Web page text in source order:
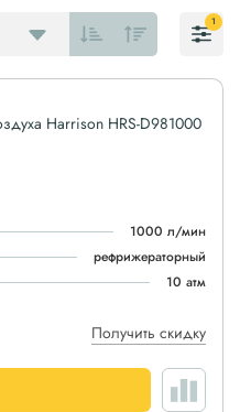
1
Harrison HRS-D981000
1000 л/мин
рефрижераторный
10 атм
Получить скидку